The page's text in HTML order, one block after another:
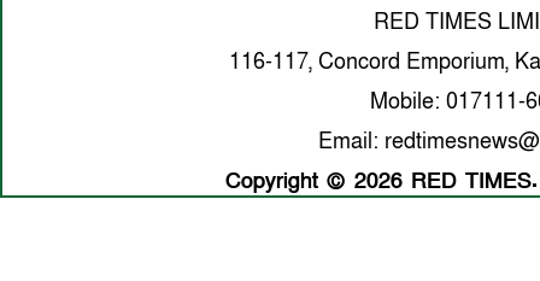
RED TIMES
116-117, Concord Emporium,
Mobile: 017111-
Email:
Copyright © 2026 RED